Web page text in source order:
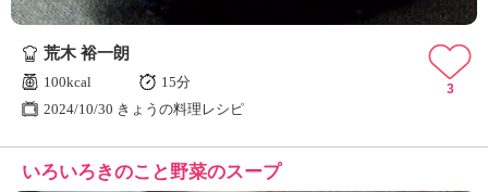
荒木 裕一朗
100kcal
15分
2024/10/30 きょうの料理レシピ
3
いろいろきのこと野菜のスープ